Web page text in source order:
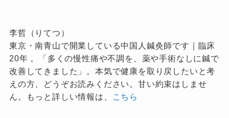
李哲（りてつ）
東京・南青山で開業している中国人鍼灸師です｜臨床
20年 。「多くの慢性痛や不調を、薬や手術なしに鍼で
改善してきました」。本気で健康を取り戻したいと考
えの方、どうぞお読みください。甘い約束はしませ
ん。もっと詳しい情報は、
こちら